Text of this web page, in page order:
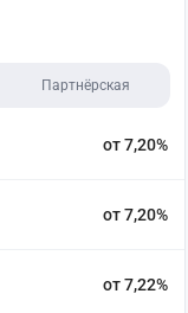
Партнёрская
от 7,20%
от 7,20%
от 7,22%